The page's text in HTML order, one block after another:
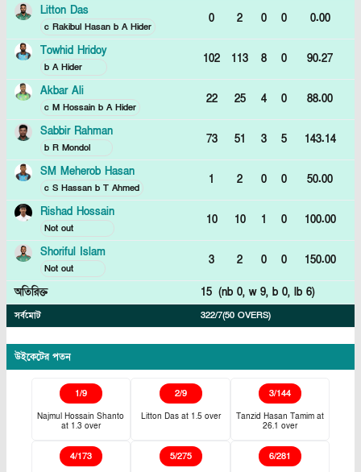
Litton Das
c Rakibul Hasan b A Hider
0 2 0 0 0.00
Towhid Hridoy
b A Hider
102 113 8 0 90.27
Akbar Ali
c M Hossain b A Hider
22 25 4 0 88.00
Sabbir Rahman
b R Mondol
73 51 3 5 143.14
SM Meherob Hasan
c S Hassan b T Ahmed
1 2 0 0 50.00
Rishad Hossain
Not out
10 10 1 0 100.00
Shoriful Islam
Not out
3 2 0 0 150.00
অতিরিক্ত 15 (nb 0, w 9, b 0, lb 6)
সর্বমোট 322/7(50 OVERS)
উইকেটের পতন
1/9
Najmul Hossain Shanto
at 1.3 over
2/9
Litton Dasat 1.5 over
3/144
Tanzid Hasan Tamim at
26.1 over
4/173 5/275 6/281